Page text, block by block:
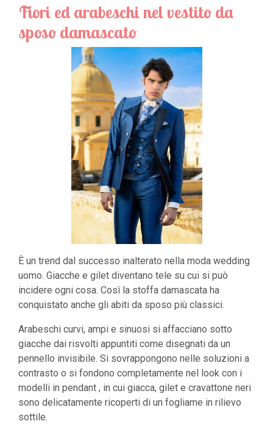
Fiori ed arabeschi nel vestito da
sposo damascato
È un trend dal successo inalterato nella moda wedding
uomo. Giacche e gilet diventano tele su cui si può
incidere ogni cosa. Così la stoffa damascata ha
conquistato anche gli abiti da sposo più classici.
Arabeschi curvi, ampi e sinuosi si affacciano sotto
giacche dai risvolti appuntiti come disegnati da un
pennello invisibile. Si sovrappongono nelle soluzioni a
contrasto o si fondono completamente nel look con i
modelli in pendant , in cui giacca, gilet e cravattone neri
sono delicatamente ricoperti di un fogliame in rilievo
sottile.